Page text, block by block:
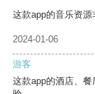
这款app的音乐资源
2024-01-06
游客
这款app的酒店、